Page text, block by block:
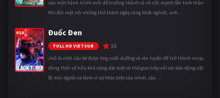
vào một hành trình mới để trưởng thành cả về sức mạnh lẫn tinh thần.
Khi đối mặt với những thử thách ngày càng khắc nghiệt, anh ...
#10 Đuốc Đen
FULL HD VIETSUB 10
Jirô là một cậu bé được ông nuôi dưỡng và rèn luyện để trở thành ninja,
đồng thời sở hữu khả năng đặc biệt có thể giao tiếp với các loài động vật.
Bị mọi người xa lánh vì sự khác biệt của mình, cậu ...